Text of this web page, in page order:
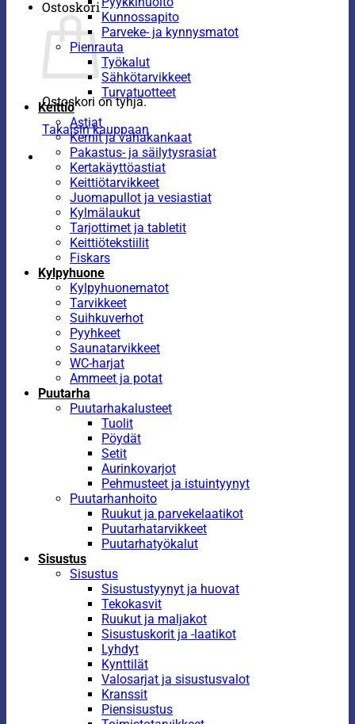
Ostoskori
Ostoskori on tyhjä.
Takaisin kauppaan
Kunnossapito
Parveke- ja kynnysmatot
Pienrauta
Työkalut
Sähkötarvikkeet
Turvatuotteet
Keittiö
Astiat
Kernit ja vahakankaat
Pakastus- ja säilytysrasiat
Kertakäyttöastiat
Keittiötarvikkeet
Juomapullot ja vesiastiat
Kylmälaukut
Tarjottimet ja tabletit
Keittiötekstiilit
Fiskars
Kylpyhuone
Kylpyhuonematot
Tarvikkeet
Suihkuverhot
Pyyhkeet
Saunatarvikkeet
WC-harjat
Ammeet ja potat
Puutarha
Puutarhakalusteet
Tuolit
Pöydät
Setit
Aurinkovarjot
Pehmusteet ja istuintyynyt
Puutarhanhoito
Ruukut ja parvekelaatikot
Puutarhatarvikkeet
Puutarhatyökalut
Sisustus
Sisustus
Sisustustyynyt ja huovat
Tekokasvit
Ruukut ja maljakot
Sisustuskorit ja -laatikot
Lyhdyt
Kynttilät
Valosarjat ja sisustusvalot
Kranssit
Piensisustus